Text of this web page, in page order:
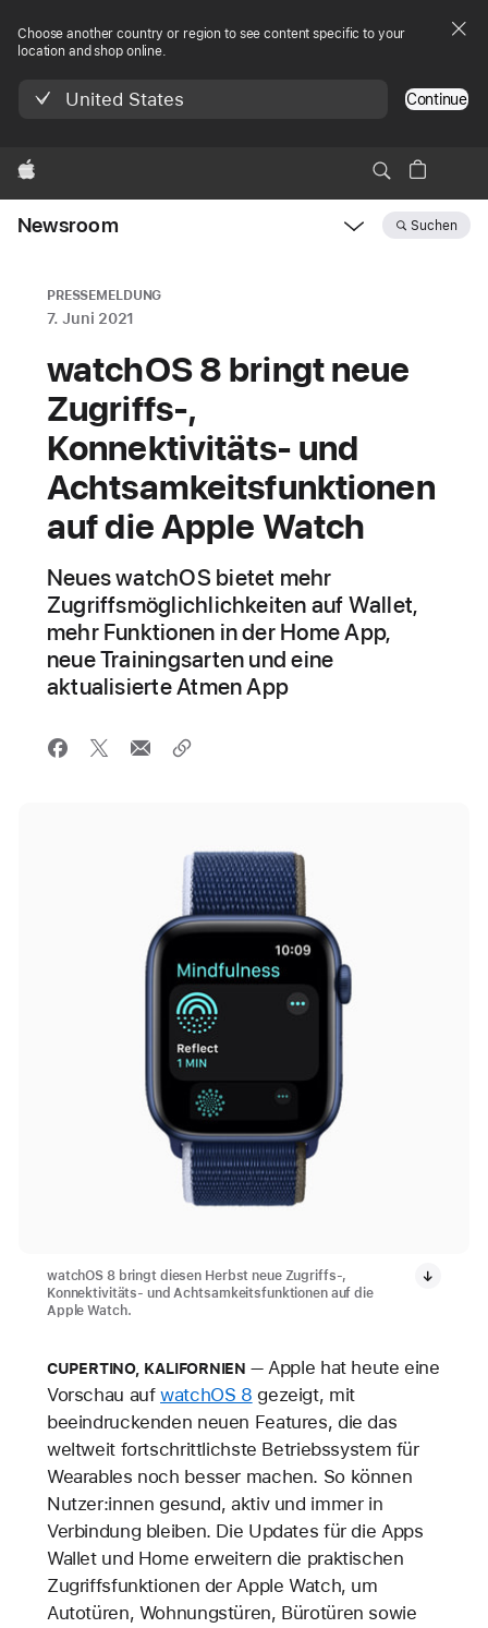
Choose another country or region to see content specific to your
location and shop online.
United States Continue
Apple
Newsroom Suchen
PRESSEMELDUNG
7. Juni 2021
watchOS 8 bringt neue
Zugriffs-,
Konnektivitäts- und
Achtsamkeitsfunktionen
auf die Apple Watch
Neues watchOS bietet mehr
Zugriffsmöglichlichkeiten auf Wallet,
mehr Funktionen in der Home App,
neue Trainingsarten und eine
aktualisierte Atmen App
watchOS 8 bringt diesen Herbst neue Zugriffs-,
Konnektivitäts- und Achtsamkeitsfunktionen auf die
Apple Watch.
CUPERTINO, KALIFORNIEN
Apple hat heute eine
Vorschau aufwatchOS 8 gezeigt, mit
beeindruckenden neuen Features, die das
weltweit fortschrittlichste Betriebssystem für
Wearables noch besser machen. So können
Nutzer:innen gesund, aktiv und immer in
Verbindung bleiben. Die Updates für die Apps
Wallet und Home erweitern die praktischen
Zugriffsfunktionen der Apple Watch, um
Autotüren, Wohnungstüren, Bürotüren sowie